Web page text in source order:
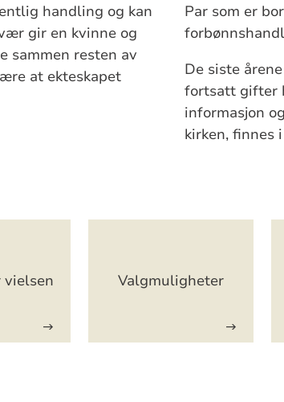
handling og kan
gir en kvinne og
sammen resten av
at ekteskapet
Par som er
De siste
fortsatt gifter
informasjon
kirken, finnes
vielsen Valgmuligheter